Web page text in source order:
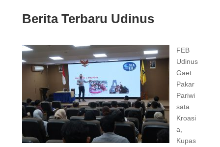
Berita Terbaru Udinus
FEB
Udinus
Gaet
Pakar
Pariwi
sata
Kroasi
a,
Kupas